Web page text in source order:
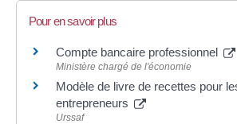
Pour en savoir plus
Compte bancaire professionnel
Ministère chargé de l'économie
Modèle de livre de recettes pour
entrepreneurs
Urssaf